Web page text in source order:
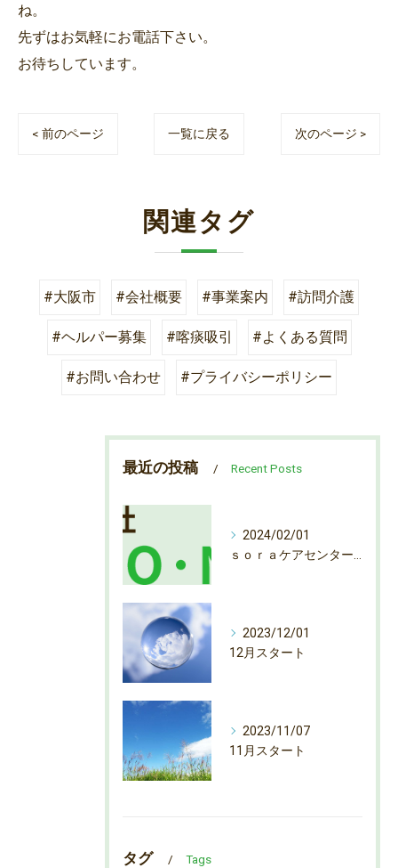
ね。
先ずはお気軽にお電話下さい。
お待ちしています。
< 前のページ 一覧に戻る 次のページ >
関連タグ
#大阪市 #会社概要 #事業案内 #訪問介護
#ヘルパー募集 #喀痰吸引 #よくある質問
#お問い合わせ #プライバシーポリシー
最近の投稿 Recent Posts
2024/02/01
2023/12/01
12月スタート
2023/11/07
11月スタート
タグ Tags